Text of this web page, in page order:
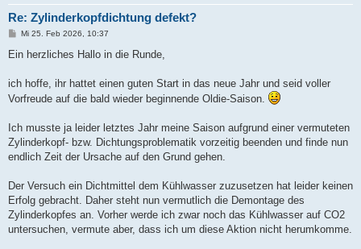
Re: Zylinderkopfdichtung defekt?
B
i
a
Mi 25. Feb 2026, 10:37
Ein herzliches Hallo in die Runde,
ich hoffe, ihr hattet einen guten Start in das neue Jahr und seid voller
Vorfreude auf die bald wieder beginnende Oldie-Saison.
Ich musste ja leider letztes Jahr meine Saison aufgrund einer vermuteten
Zylinderkopf- bzw. Dichtungsproblematik vorzeitig beenden und finde nun
endlich Zeit der Ursache auf den Grund gehen.
Der Versuch ein Dichtmittel dem Kühlwasser zuzusetzen hat leider keinen
Erfolg gebracht. Daher steht nun vermutlich die Demontage des
Zylinderkopfes an. Vorher werde ich zwar noch das Kühlwasser auf CO2
untersuchen, vermute aber, dass ich um diese Aktion nicht herumkomme.